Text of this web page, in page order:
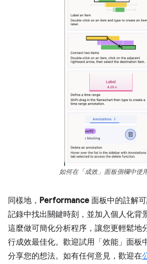
如何在「成效」面板側欄中使
同樣地， Performance 面板中的註解
記錄中找出關鍵時刻，並加入個人化背
這麼做可簡化分析程序，讓您更輕鬆地
行成效最佳化。歡迎試用「效能」面板
分享您的想法。如有任何意見，歡迎在